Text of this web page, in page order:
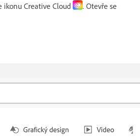
ikonu Creative Cloud
. Otevře se